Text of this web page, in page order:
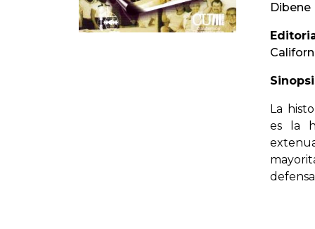
Dibene
La
es la